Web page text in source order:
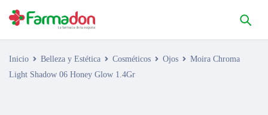
Inicio Belleza y Estética Cosméticos Ojos
Moira Chroma
Light Shadow 06 Honey Glow 1.4Gr